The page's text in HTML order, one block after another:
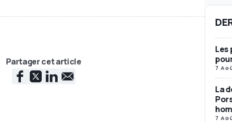
Partager cet article
Les
7
La
7